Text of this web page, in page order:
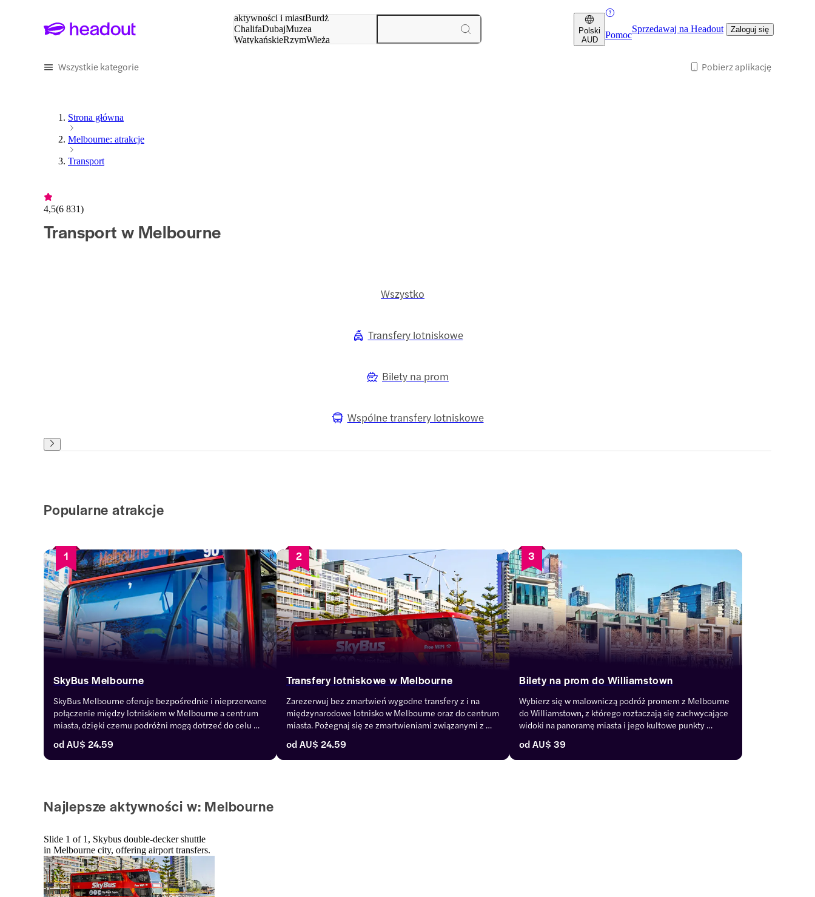
aktywności i miastBurdż
ChalifaDubajMuzea
WatykańskieRzymWieża
Polski
AUD
Pomoc
Sprzedawaj na Headout Zaloguj się
Wszystkie kategorie Pobierz aplikację
Strona główna
Melbourne: atrakcje
Transport
4,5(6 831)
Transport w Melbourne
Wszystko
Transfery lotniskowe
Bilety na prom
Wspólne transfery lotniskowe
Popularne atrakcje
1
SkyBus Melbourne
SkyBus Melbourne oferuje bezpośrednie i nieprzerwane
połączenie między lotniskiem w Melbourne a centrum
miasta, dzięki czemu podróżni mogą dotrzeć do celu
możesz wybrać autobus, który pasuje do Twojego
rozkładu lotów i odbyć wygodną, klimatyzowaną podróż
odAU$ 24.59
2
Transfery lotniskowe w Melbourne
Zarezerwuj bez zmartwień wygodne transfery z i na
międzynarodowe lotnisko w Melbourne oraz do centrum
miasta. Pożegnaj się ze zmartwieniami związanymi z
rozbijania banku. Przeżyj bezproblemowy transfer
lotniskowy na międzynarodowym lotnisku w Melbourne!
odAU$ 24.59
3
Bilety na prom do Williamstown
Wybierz się w malowniczą podróż promem z Melbourne
do Williamstown, z którego roztaczają się zachwycające
widoki na panoramę miasta i jego kultowe punkty
historyczne i tętniącą życiem scenę kulturalną
Williamstown podczas bezproblemowej podróży
odAU$ 39
Najlepsze aktywności w: Melbourne
Slide 1 of 1, Skybus double-decker shuttle
in Melbourne city, offering airport transfers.